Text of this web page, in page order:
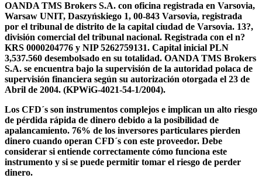
OANDA TMS Brokers S.A. con oficina registrada en Varsovia,
Warsaw UNIT, Daszyńskiego 1, 00-843 Varsovia, registrada
por el tribunal de distrito de la capital ciudad de Varsovia. 13?,
división comercial del tribunal nacional. Registrada con el n?
KRS 0000204776 y NIP 5262759131. Capital inicial PLN
3,537.560 desembolsado en su totalidad. OANDA TMS Brokers
S.A. se encuentra bajo la supervisión de la autoridad polaca de
supervisión financiera según su autorización otorgada el 23 de
Abril de 2004. (KPWiG-4021-54-1/2004).
Los CFD´s son instrumentos complejos e implican un alto riesgo
de pérdida rápida de dinero debido a la posibilidad de
apalancamiento. 76% de los inversores particulares pierden
dinero cuando operan CFD´s con este proveedor. Debe
considerar si entiende correctamente cómo funciona este
instrumento y si se puede permitir tomar el riesgo de perder
dinero.